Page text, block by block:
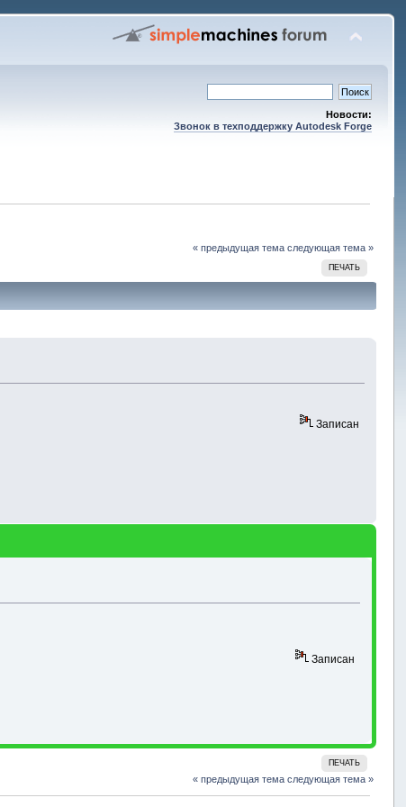
Новости:
Звонок в техподдержку Autodesk Forge
« предыдущая тема следующая тема »
ПЕЧАТЬ
Записан
Записан
ПЕЧАТЬ
« предыдущая тема следующая тема »